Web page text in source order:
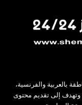
بالعربية والفرنسية،
وتهدف إلى تقديم محتوى